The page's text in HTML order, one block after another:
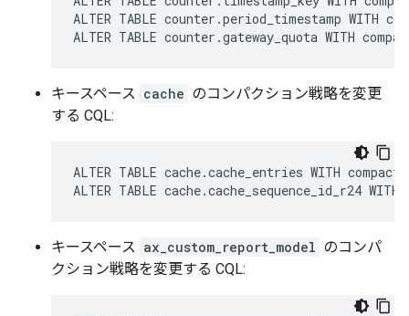
ALTER TABLE counter.period_timestamp
ALTER TABLE counter.gateway_quota WITH
キースペース cache のコンパクション戦略を変更
する CQL:
ALTER TABLE cache.cache_entries WITH
ALTER TABLE cache.cache_sequence_id_r24
キースペース ax_custom_report_model のコンパ
クション戦略を変更する CQL: